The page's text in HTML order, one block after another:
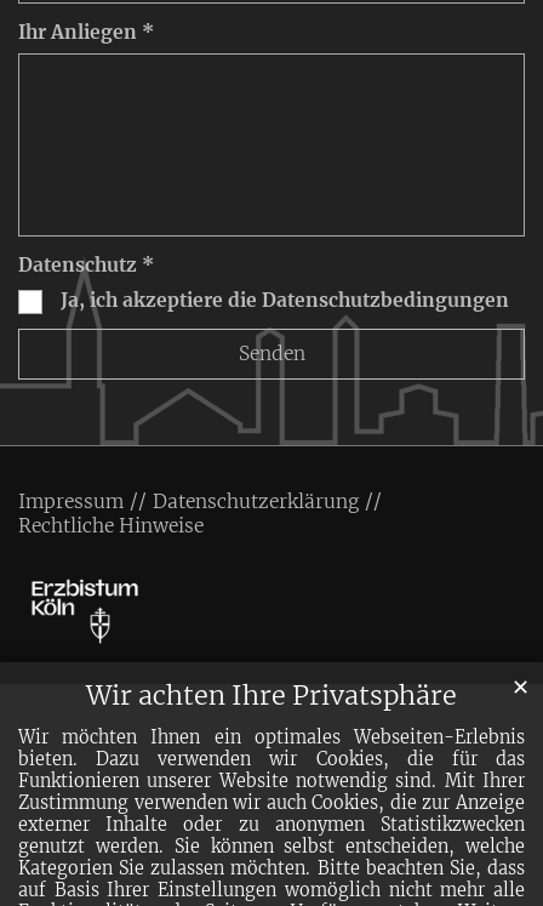
Wir achten Ihre Privatsphäre
Wir möchten Ihnen ein optimales Webseiten-Erlebnis
bieten. Dazu verwenden wir Cookies, die für das
Funktionieren unserer Website notwendig sind. Mit Ihrer
Zustimmung verwenden wir auch Cookies, die zur Anzeige
externer Inhalte oder zu anonymen Statistikzwecken
genutzt werden. Sie können selbst entscheiden, welche
Kategorien Sie zulassen möchten. Bitte beachten Sie, dass
auf Basis Ihrer Einstellungen womöglich nicht mehr alle
✕
Ihr Anliegen *
Datenschutz *
Ja, ich akzeptiere die Datenschutzbedingungen
Impressum
Datenschutzerklärung
Rechtliche Hinweise